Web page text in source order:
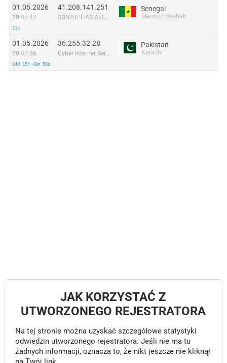
01.05.2026
20:47:47
11s
41.208.141.251
SONATEL-AS Autonomous System
Senegal
Mermoz Boabab
01.05.2026
20:47:36
14d 19h 41m 56s
36.255.32.28
Cyber Internet Services Pakistan
Pakistan
Karachi
JAK KORZYSTAĆ Z
UTWORZONEGO REJESTRATORA
Na tej stronie można uzyskać szczegółowe statystyki
odwiedzin utworzonego rejestratora. Jeśli nie ma tu
żadnych informacji, oznacza to, że nikt jeszcze nie kliknął